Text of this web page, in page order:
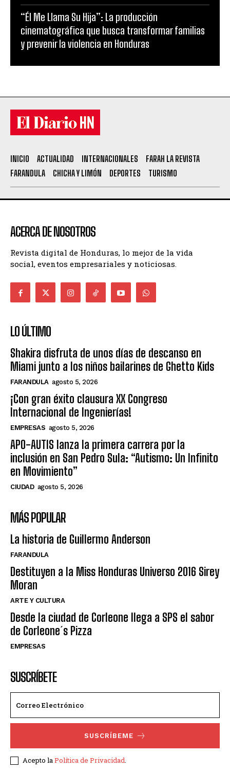
“Él Me Llama Su Hija”: La producción
cinematográfica que busca transformar familias
y prevenir la violencia en Honduras
INICIO ACTUALIDAD INTERNACIONALES
FARAH LA REVISTA
FARANDULA
CHICHA Y LIMÓN DEPORTES TURISMO
ACERCA DE NOSOTROS
Revista digital de Honduras, lo mejor de la vida
social, eventos empresariales y noticiosas.
LO ÚLTIMO
Shakira disfruta de unos días de descanso en
Miami junto a los niños bailarines de Ghetto Kids
FARANDULA agosto 5, 2026
¡Con gran éxito clausura XX Congreso
Internacional de Ingenierías!
EMPRESAS agosto 5, 2026
APO-AUTIS lanza la primera carrera por la
inclusión en San Pedro Sula: “Autismo: Un Infinito
en Movimiento”
CIUDAD agosto 5, 2026
MÁS POPULAR
La historia de Guillermo Anderson
FARANDULA
Destituyen a la Miss Honduras Universo 2016 Sirey
Moran
ARTE Y CULTURA
Desde la ciudad de Corleone llega a SPS el sabor
de Corleone´s Pizza
EMPRESAS
SUSCRÍBETE
SUSCRÍBEME
Acepto laPolítica de Privacidad.